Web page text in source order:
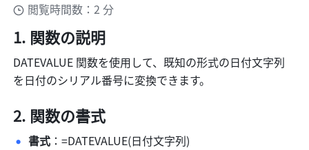
閲覧時間数：2 分
関数の説明
DATEVALUE 関数を使用して、既知の形式の日付文字列
を日付のシリアル番号に変換できます。
関数の書式
書式 ：=DATEVALUE(日付文字列)